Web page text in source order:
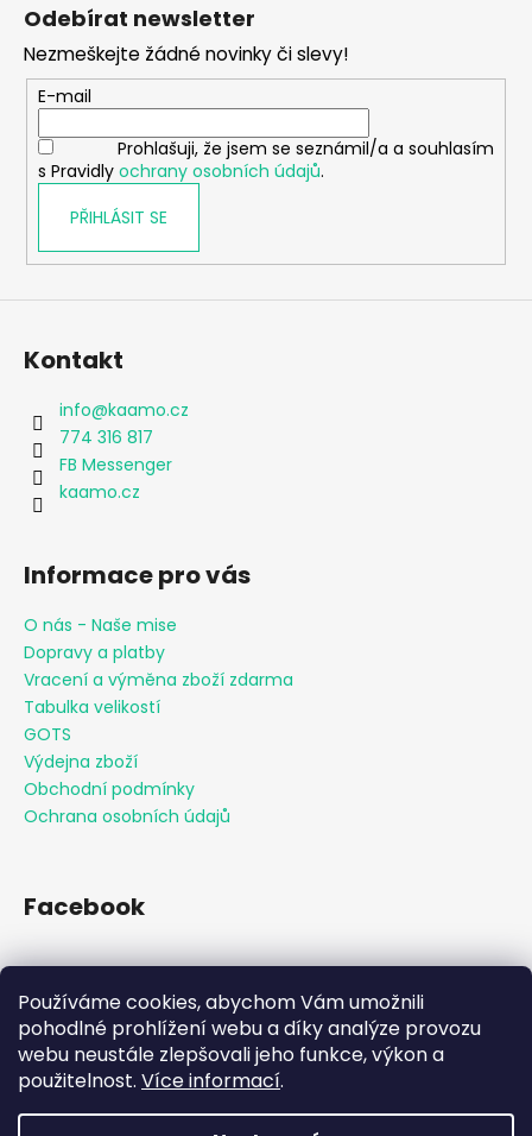
Používáme cookies, abychom Vám umožnili
pohodlné prohlížení webu a díky analýze provozu
webu neustále zlepšovali jeho funkce, výkon a
použitelnost. Více informací.
Odebírat newsletter
Nezmeškejte žádné novinky či slevy!
E-mail
Prohlašuji, že jsem se seznámil/a a souhlasím
s Pravidly ochrany osobních údajů.
PŘIHLÁSIT SE
Kontakt
info@kaamo.cz
774 316 817
FB Messenger
kaamo.cz
Informace pro vás
O nás - Naše mise
Dopravy a platby
Vracení a výměna zboží zdarma
Tabulka velikostí
GOTS
Výdejna zboží
Obchodní podmínky
Ochrana osobních údajů
Facebook
Přijímáme online platby